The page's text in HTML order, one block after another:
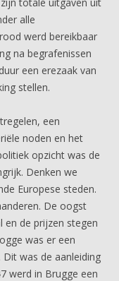
alle
werd bereikbaar
na begrafenissen
een erezaak van
stellen.
een
noden en het
opzicht was de
Denken we
Europese steden.
De oogst
en de prijzen stegen
was er een
was de aanleiding
werd in Brugge een